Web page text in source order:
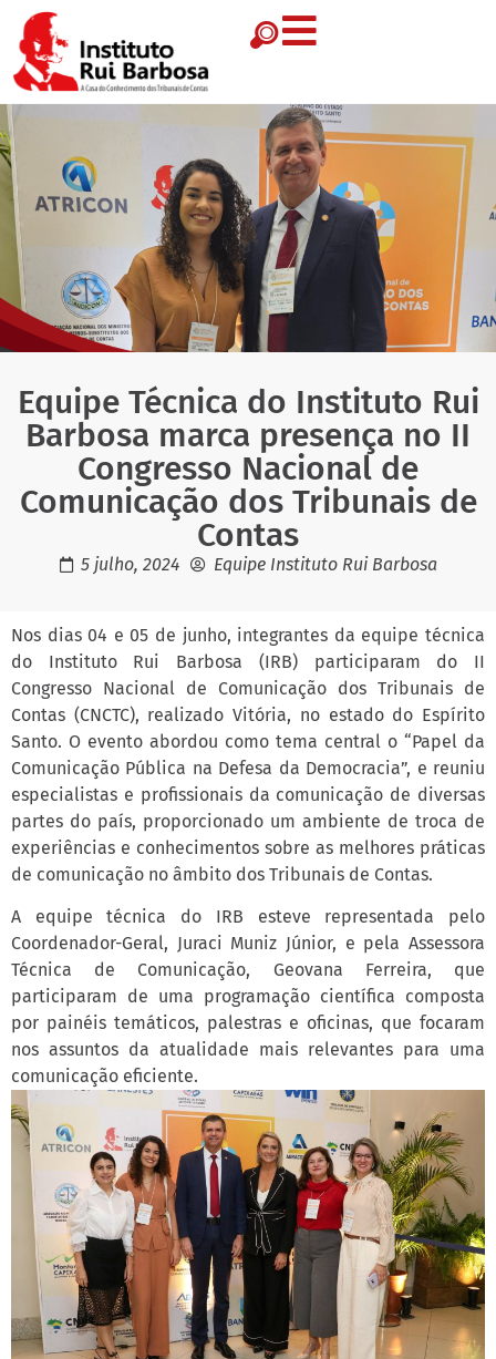
Equipe Técnica do Instituto Rui
Barbosa marca presença no II
Congresso Nacional de
Comunicação dos Tribunais de
Contas
5 julho, 2024 Equipe Instituto Rui Barbosa
Nos dias 04 e 05 de junho, integrantes da equipe técnica
do Instituto Rui Barbosa (IRB) participaram do II
Congresso Nacional de Comunicação dos Tribunais de
Contas (CNCTC), realizado Vitória, no estado do Espírito
Santo. O evento abordou como tema central o “Papel da
Comunicação Pública na Defesa da Democracia”, e reuniu
especialistas e profissionais da comunicação de diversas
partes do país, proporcionado um ambiente de troca de
experiências e conhecimentos sobre as melhores práticas
de comunicação no âmbito dos Tribunais de Contas.
A equipe técnica do IRB esteve representada pelo
Coordenador-Geral, Juraci Muniz Júnior, e pela Assessora
Técnica de Comunicação, Geovana Ferreira, que
participaram de uma programação científica composta
por painéis temáticos, palestras e oficinas, que focaram
nos assuntos da atualidade mais relevantes para uma
comunicação eficiente.